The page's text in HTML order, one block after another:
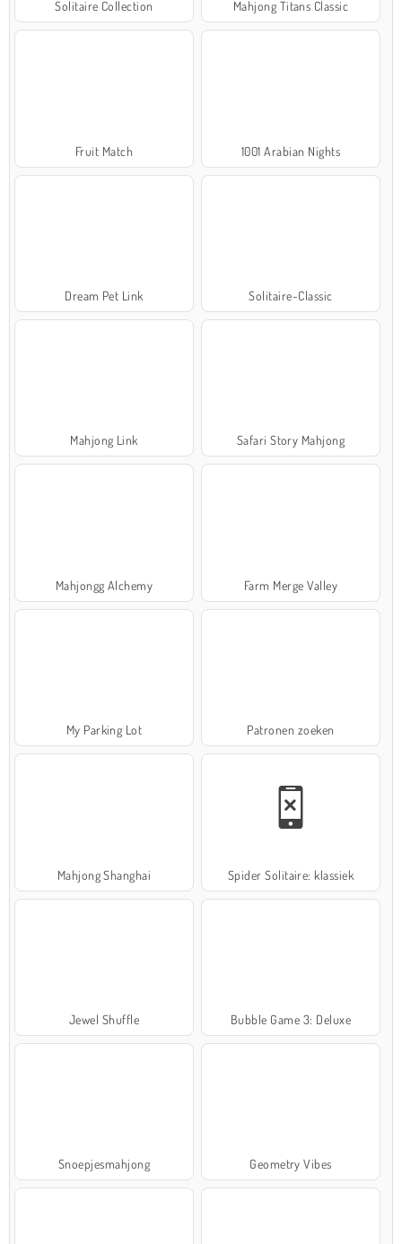
Solitaire Collection Mahjong Titans Classic
Fruit Match 1001 Arabian Nights
Dream Pet Link Solitaire-Classic
Mahjong Link Safari Story Mahjong
Mahjongg Alchemy Farm Merge Valley
My Parking Lot Patronen zoeken
Mahjong Shanghai Spider Solitaire: klassiek
Jewel Shuffle Bubble Game 3: Deluxe
Snoepjesmahjong Geometry Vibes